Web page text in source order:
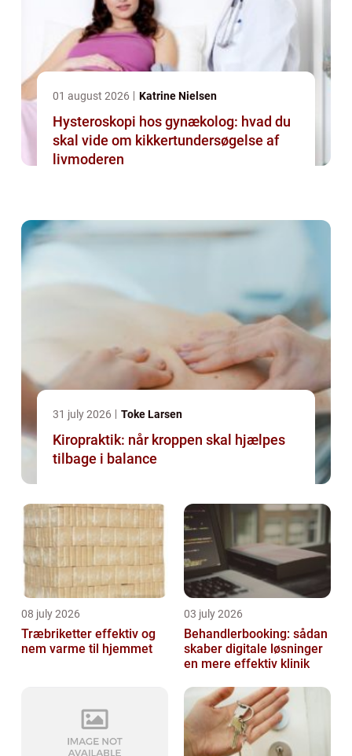
01 august 2026 Katrine Nielsen
Hysteroskopi hos gynækolog: hvad du
skal vide om kikkertundersøgelse af
livmoderen
31 july 2026 Toke Larsen
Kiropraktik: når kroppen skal hjælpes
tilbage i balance
08 july 2026
Træbriketter effektiv og
nem varme til hjemmet
03 july 2026
Behandlerbooking: sådan
skaber digitale løsninger
en mere effektiv klinik